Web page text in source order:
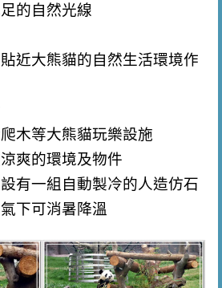
的自然光線
近大熊貓的自然生活環境作
木等大熊貓玩樂設施
爽的環境及物件
有一組自動製冷的人造仿石
下可消暑降溫